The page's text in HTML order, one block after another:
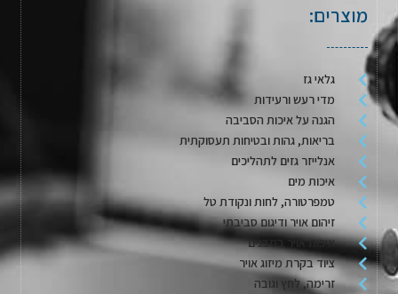
מוצרים:
גלאי גז
מדי רעש ורעידות
הגנה על איכות הסביבה
בריאות, גהות ובטיחות תעסוקתית
אנלייזר גזים לתהליכים
איכות מים
טמפרטורה, לחות ונקודת טל
זיהום אויר ודיגום סביבתי
איכות אויר במבנים
ציוד בקרת מיזוג אויר
זרימה, לחץ וגובה